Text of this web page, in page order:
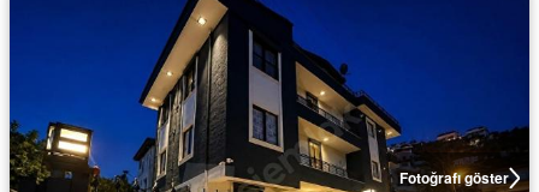
Fotoğrafı göster